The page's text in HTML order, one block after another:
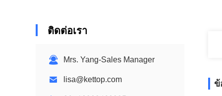
ติดต่อเรา
Mrs. Yang-Sales Manager
lisa@kettop.com ข้